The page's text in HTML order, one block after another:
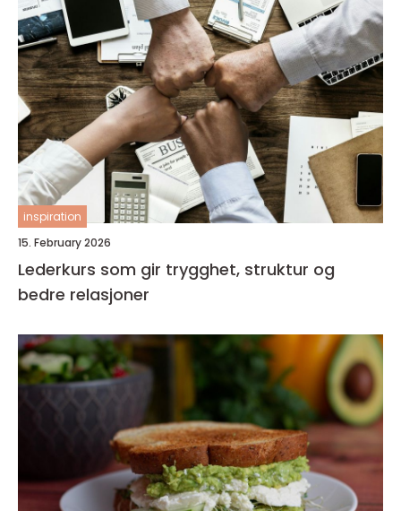
inspiration
15. February 2026
Lederkurs som gir trygghet, struktur og
bedre relasjoner